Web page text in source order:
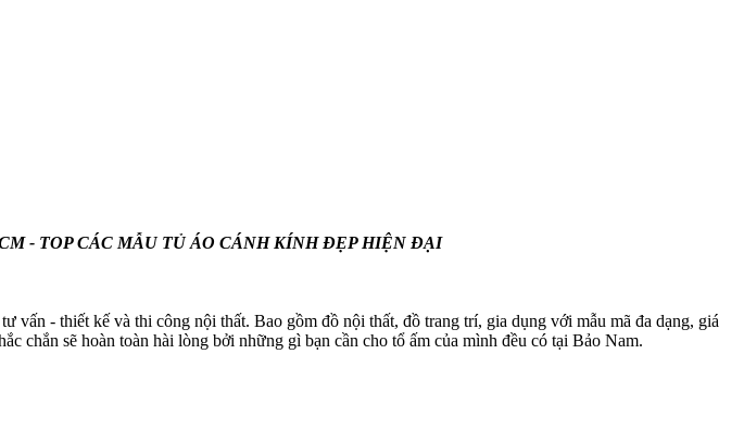
- TOP CÁC MẪU TỦ ÁO CÁNH KÍNH ĐẸP HIỆN ĐẠI
vấn - thiết kế và thi công nội thất. Bao gồm đồ nội thất, đồ trang trí, gia dụng với mẫu mã đa dạng, giá
chắn sẽ hoàn toàn hài lòng bởi những gì bạn cần cho tổ ấm của mình đều có tại Bảo Nam.